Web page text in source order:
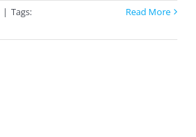
| Tags:
Read More